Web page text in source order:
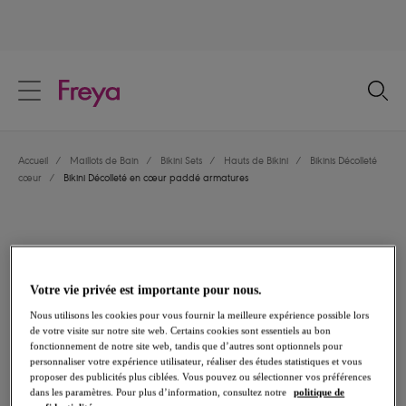
Votre pays
Langue
Accueil / Maillots de Bain / Bikini Sets / Hauts de Bikini /
Bikinis Décolleté
cœur
/ Bikini Décolleté en cœur paddé armatures
Partager
Votre vie privée est importante pour nous.
Nous utilisons les cookies pour vous fournir la meilleure expérience possible lors
de votre visite sur notre site web. Certains cookies sont essentiels au bon
fonctionnement de notre site web, tandis que d’autres sont optionnels pour
personnaliser votre expérience utilisateur, réaliser des études statistiques et vous
proposer des publicités plus ciblées. Vous pouvez ou sélectionner vos préférences
dans les paramètres. Pour plus d’information, consultez notre
politique de